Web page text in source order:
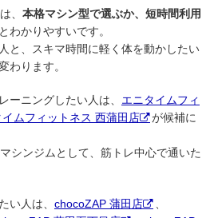
、 本格マシン型で選ぶか、短時間利用
わかりやすいです。
と、スキマ時間に軽く体を動かしたい
わります。
ーニングしたい人は、 エニタイムフィ
イムフィットネス 西蒲田店
が候補に
シンジムとして、筋トレ中心で通いた
い人は、 chocoZAP 蒲田店